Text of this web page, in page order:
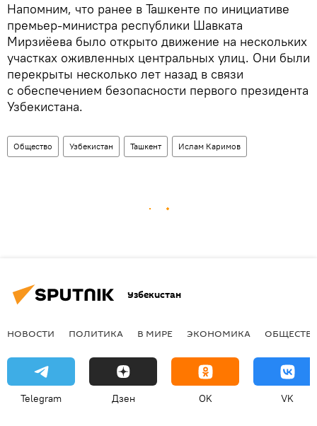
Напомним, что ранее в Ташкенте по инициативе
премьер-министра республики Шавката
Мирзиёева было открыто движение на нескольких
участках оживленных центральных улиц. Они были
перекрыты несколько лет назад в связи
с обеспечением безопасности первого президента
Узбекистана.
Общество Узбекистан Ташкент Ислам Каримов
Узбекистан
НОВОСТИ ПОЛИТИКА В МИРЕ ЭКОНОМИКА
Telegram Дзен OK VK